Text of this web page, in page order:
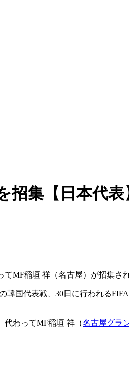
集【日本代表
MF稲垣 祥（名古屋）が招集さ
韓国代表戦、30日に行われる
代わってMF稲垣 祥（名古屋グラ